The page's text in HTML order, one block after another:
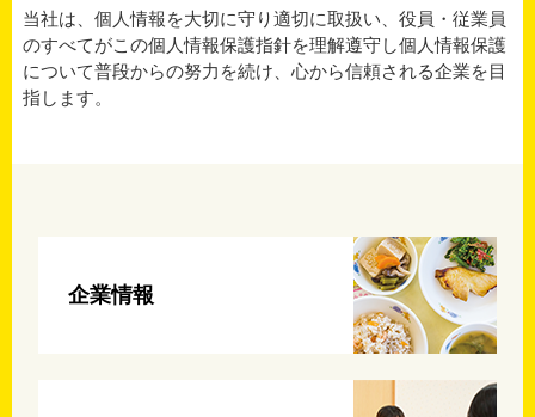
当社は、個人情報を大切に守り適切に取扱い、役員・従業員
のすべてがこの個人情報保護指針を理解遵守し個人情報保護
について普段からの努力を続け、心から信頼される企業を目
指します。
企業情報